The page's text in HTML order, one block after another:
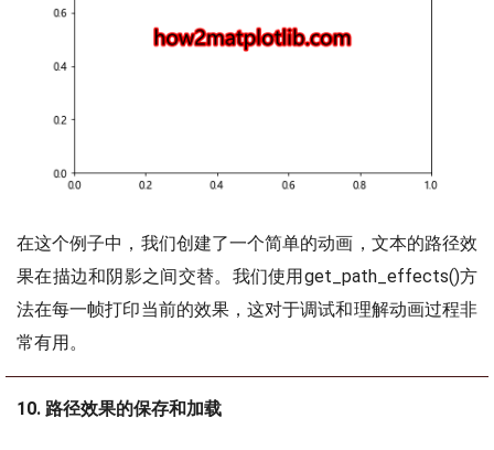
在这个例子中，我们创建了一个简单的动画，文本的路径效
果在描边和阴影之间交替。我们使用get_path_effects()方
法在每一帧打印当前的效果，这对于调试和理解动画过程非
常有用。
10. 路径效果的保存和加载